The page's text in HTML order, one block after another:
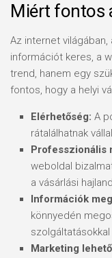
Miért fontos
Az internet
információt keres, a
trend, hanem egy
fontos, hogy a helyi
Elérhetőség: A
rátalálhatnak
Professzionális
weboldal
a vásárlási
Információk
könnyedén
Marketing